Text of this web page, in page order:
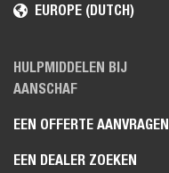
EUROPE (DUTCH)
HULPMIDDELEN BIJ
AANSCHAF
EEN OFFERTE AANVRAGEN
EEN DEALER ZOEKEN